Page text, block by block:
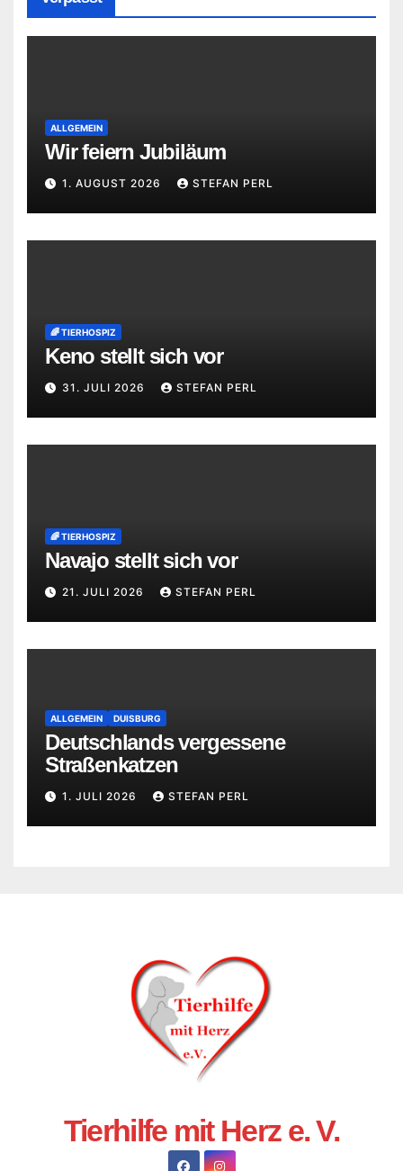
ALLGEMEIN
Wir feiern Jubiläum
1. AUGUST 2026 STEFAN PERL
🌈 TIERHOSPIZ
Keno stellt sich vor
31. JULI 2026 STEFAN PERL
🌈 TIERHOSPIZ
Navajo stellt sich vor
21. JULI 2026 STEFAN PERL
ALLGEMEIN DUISBURG
Deutschlands vergessene
Straßenkatzen
1. JULI 2026 STEFAN PERL
Tierhilfe mit Herz e. V.